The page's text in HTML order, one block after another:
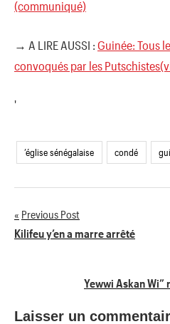
(communiqué)
→ A LIRE AUSSI : Guinée: Tous
convoqués par les
'
’église sénégalaise condé
Navigation
Previous Post
Kilifeu y’en a marre arrêté
Yewwi Askan
Laisser un